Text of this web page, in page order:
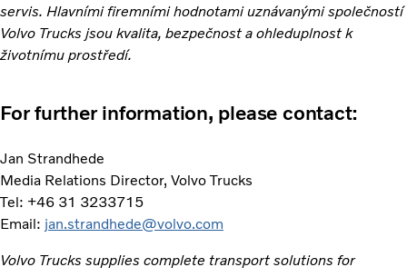
servis. Hlavními firemními hodnotami uznávanými společností
Volvo Trucks jsou kvalita, bezpečnost a ohleduplnost k
životnímu prostředí.
For further information, please contact:
Jan Strandhede
Media Relations Director, Volvo Trucks
Tel: +46 31 3233715
Email: jan.strandhede@volvo.com
Volvo Trucks supplies complete transport solutions for